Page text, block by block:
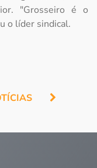
"Grosseiro é o
o líder sindical.